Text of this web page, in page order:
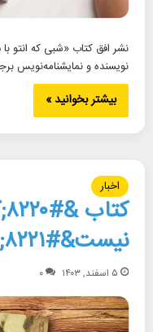
نشر افق کتاب «شبی که انتو
نویسنده و نمایشنامه‌نویس
بیشتر بخوانید »
اخبار
نیست&#۸۲۲۱;منتشر شد.
۵ اسفند, ۱۴۰۳ ۰